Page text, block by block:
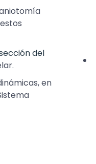
del
en